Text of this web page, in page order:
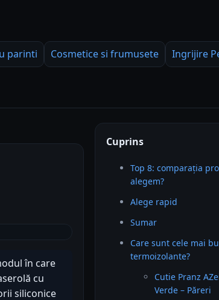
parinti Cosmetice si frumusete Ingrijire
în care
cu
siliconice
Cuprins
Top 8: comparația
alegem?
Alege rapid
Sumar
Care sunt cele mai
termoizolante?
Cutie Pranz
Verde – Păreri